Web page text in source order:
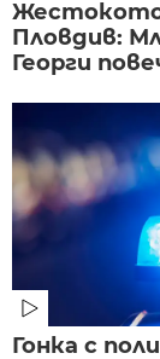
Пловдив:
Георги
Гонка с